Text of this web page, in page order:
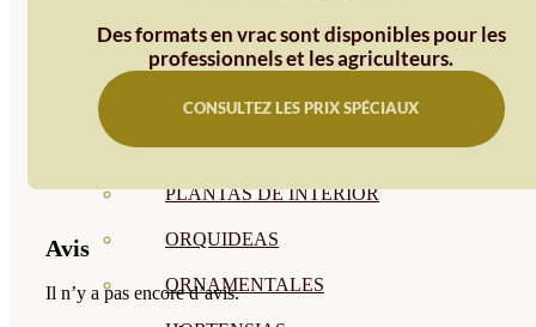
OLIVO
CACTUS, CRASAS Y
SUCULENTAS
PLANTAS DE INTERIOR
ORQUIDEAS
ORNAMENTALES
Des formats en vrac sont disponibles pour les
professionnels et les agriculteurs.
CONSULTEZ LES PRIX SPÉCIAUX
Avis
Il n’y a pas encore d’avis.